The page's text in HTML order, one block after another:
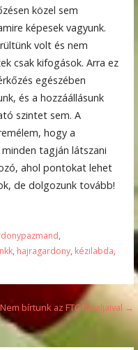
közel sem
képesek vagyunk.
volt és nem
csak kifogások. Arra ez
egészében
és a hozzáállásunk
szintet sem. A
hogy a
tagján látszani
ahol pontokat lehet
de dolgozunk tovább!
,
, hajragardony, kézilabda,
Nem bírtunk az FTC fiataljaival →